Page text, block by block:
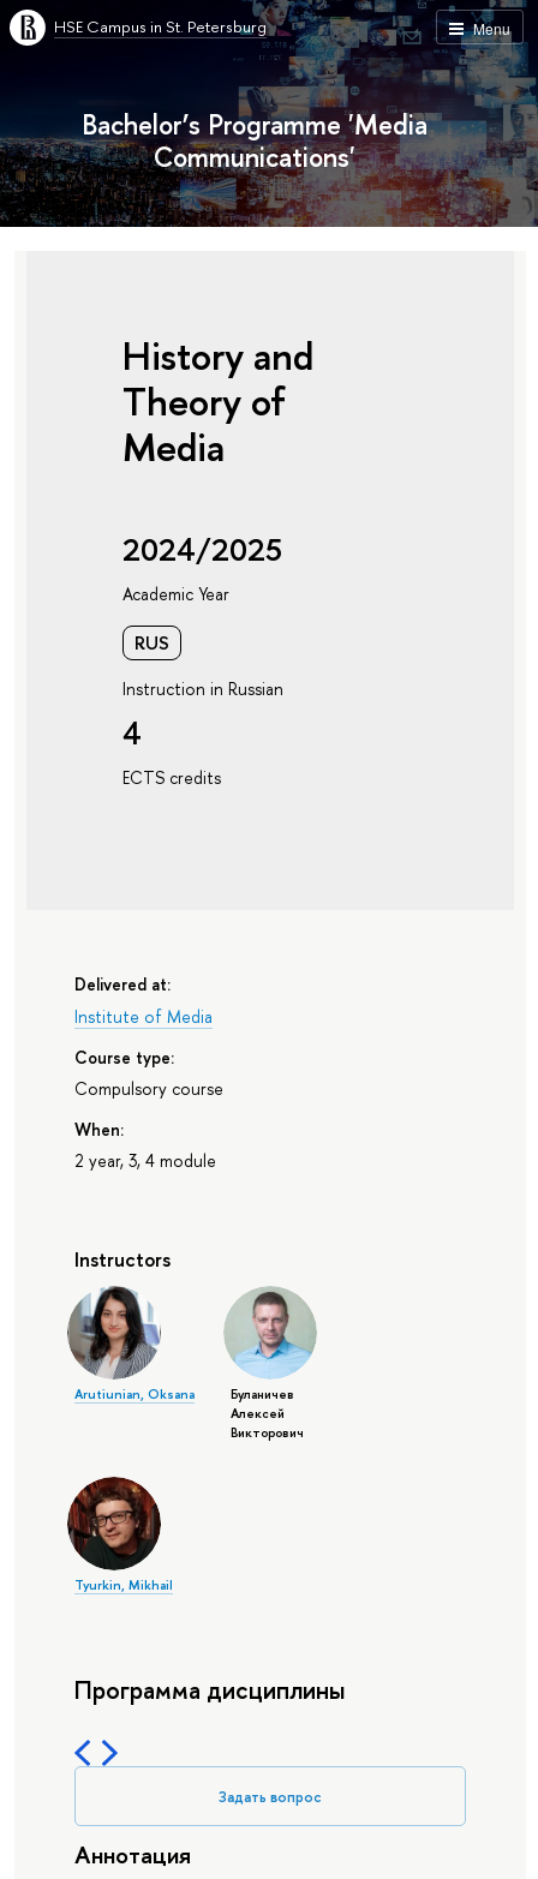
Menu
HSE Campus in St. Petersburg
Bachelor’s Programme 'Media
Communications'
History and
Theory of
Media
2024/2025
Academic Year
RUS
Instruction in Russian
4
ECTS credits
Delivered at:
Institute of Media
Course type:
Compulsory course
When:
2 year, 3, 4 module
Instructors
Arutiunian, Oksana
Буланичев
Алексей
Викторович
Tyurkin, Mikhail
Программа дисциплины
Задать вопрос
Аннотация